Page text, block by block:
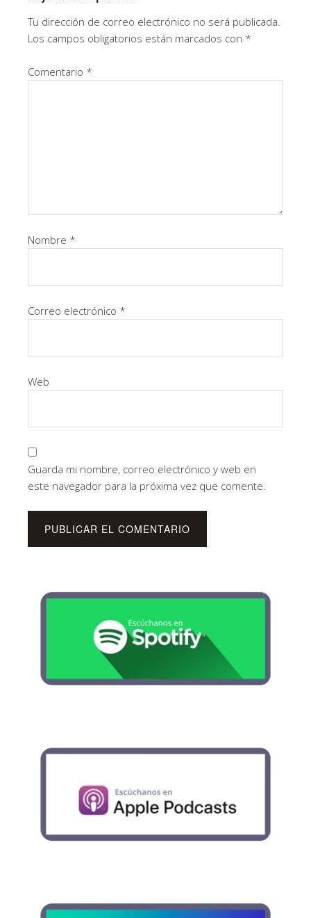
Tu dirección de correo electrónico no será publicada.
Los campos obligatorios están marcados con *
Comentario *
Nombre *
Correo electrónico *
Web
Guarda mi nombre, correo electrónico y web en
este navegador para la próxima vez que comente.